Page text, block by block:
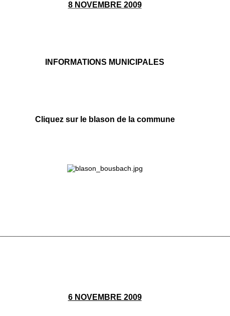
8 NOVEMBRE 2009
INFORMATIONS MUNICIPALES
Cliquez sur le blason de la commune
6 NOVEMBRE 2009